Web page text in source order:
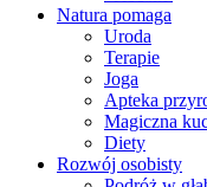
Natura pomaga
Uroda
Terapie
Joga
Apteka
Magiczna
Diety
Rozwój osobisty